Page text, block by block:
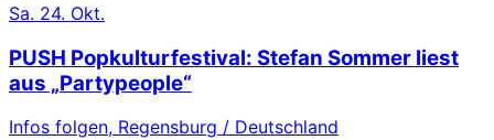
Sa. 24. Okt.
PUSH Popkulturfestival: Stefan Sommer liest
aus „Partypeople“
Infos folgen, Regensburg / Deutschland